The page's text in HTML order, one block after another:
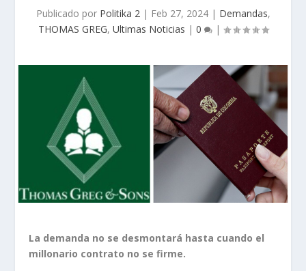
Publicado por Politika 2| Feb 27, 2024| Demandas,
THOMAS GREG, Ultimas Noticias | 0 |
La demanda no se desmontará hasta cuando el
millonario contrato no se firme.